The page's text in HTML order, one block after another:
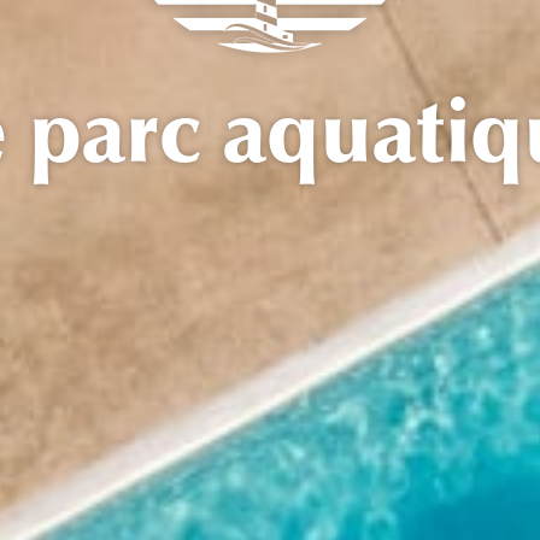
parc